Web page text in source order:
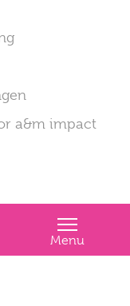
a&m impact
Menu